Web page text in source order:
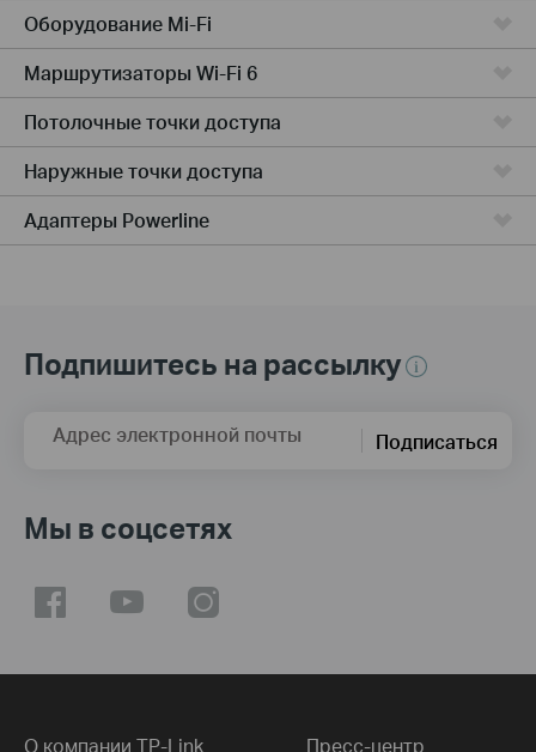
Оборудование Mi-Fi
Маршрутизаторы Wi-Fi 6
Потолочные точки доступа
Наружные точки доступа
Адаптеры Powerline
Подпишитесь на рассылку
Адрес электронной почты Подписаться
Мы в соцсетях
О компании TP-Link Пресс-центр